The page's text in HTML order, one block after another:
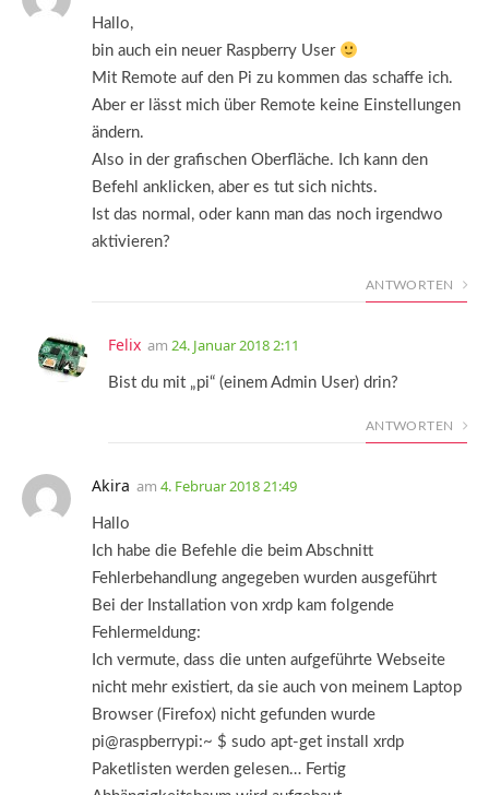
Hallo,
bin auch ein neuer Raspberry User
Mit Remote auf den Pi zu kommen das schaffe ich.
Aber er lässt mich über Remote keine Einstellungen
ändern.
Also in der grafischen Oberfläche. Ich kann den
Befehl anklicken, aber es tut sich nichts.
Ist das normal, oder kann man das noch irgendwo
aktivieren?
ANTWORTEN
Felix am 24. Januar 2018 2:11
Bist du mit „pi“ (einem Admin User) drin?
ANTWORTEN
Akira am 4. Februar 2018 21:49
Hallo
Ich habe die Befehle die beim Abschnitt
Fehlerbehandlung angegeben wurden ausgeführt
Bei der Installation von xrdp kam folgende
Fehlermeldung:
Ich vermute, dass die unten aufgeführte Webseite
nicht mehr existiert, da sie auch von meinem Laptop
Browser (Firefox) nicht gefunden wurde
pi@raspberrypi:~ $ sudo apt-get install xrdp
Paketlisten werden gelesen… Fertig